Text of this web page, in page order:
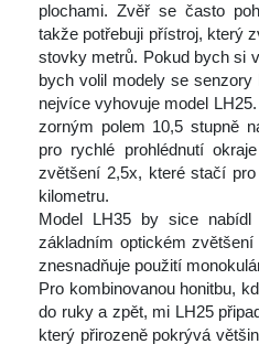
plochami. Zvěř se často
takže potřebuji přístroj, který
tovky metrů. Pokud bych si
bych volil modely se
nejvíce vyhovuje model
zorným polem 10,5 stupně
pro rychlé prohlédnutí
zvětšení 2,5x, které stačí
kilometru.
Model LH35 by sice
základním optickém
znesnadňuje použití
Pro kombinovanou honitbu,
do ruky a zpět, mi LH25
který přirozeně pokrývá